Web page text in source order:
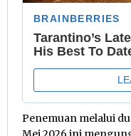
Penemuan melalui